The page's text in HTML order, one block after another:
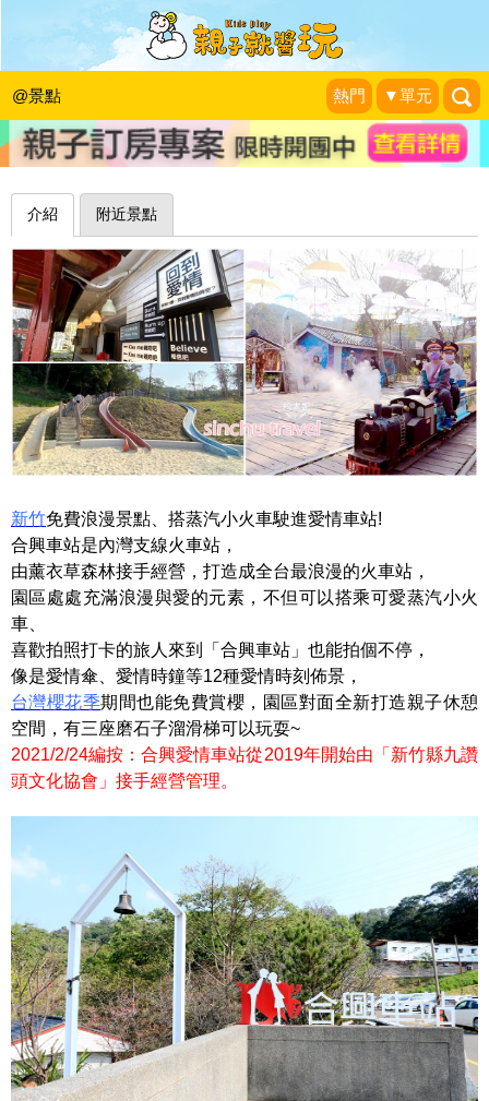
@景點 熱門 ▼單元
蒸汽小火車遊愛情車站，浪漫、童心兼
具～新竹合興車站
珍太妃旅遊親子生活|2021-02-02
介紹 附近景點
新竹免費浪漫景點、搭蒸汽小火車駛進愛情車站!
合興車站是內灣支線火車站，
由薰衣草森林接手經營，打造成全台最浪漫的火車站，
園區處處充滿浪漫與愛的元素，不但可以搭乘可愛蒸汽小火
車、
喜歡拍照打卡的旅人來到「合興車站」也能拍個不停，
像是愛情傘、愛情時鐘等12種愛情時刻佈景，
台灣櫻花季期間也能免費賞櫻，園區對面全新打造親子休憩
空間，有三座磨石子溜滑梯可以玩耍~
2021/2/24編按：合興愛情車站從2019年開始由「新竹縣九讚
頭文化協會」接手經營管理。